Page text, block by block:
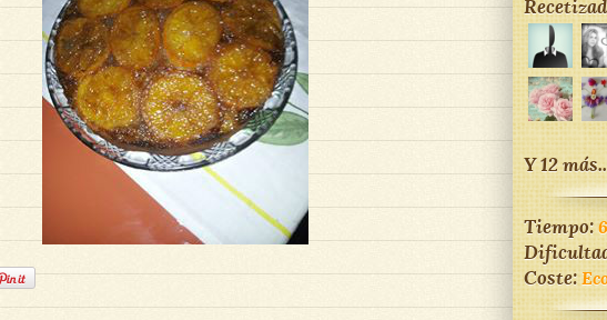
Y 12
Tiempo:
Coste: